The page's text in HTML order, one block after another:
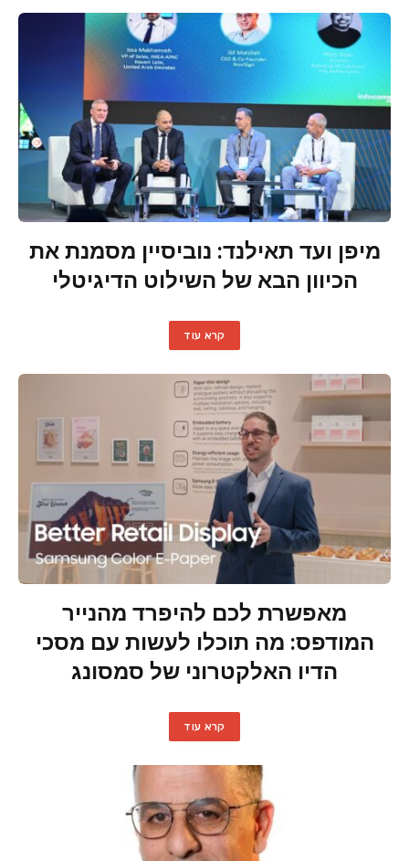
מיפן ועד תאילנד: נוביסיין מסמנת את
הכיוון הבא של השילוט הדיגיטלי
קרא עוד
מאפשרת לכם להיפרד מהנייר
המודפס: מה תוכלו לעשות עם מסכי
הדיו האלקטרוני של סמסונג
קרא עוד